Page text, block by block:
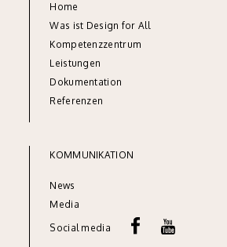
Home
Was ist Design for All
Kompetenzzentrum
Leistungen
Dokumentation
Referenzen
KOMMUNIKATION
News
Media
Social media